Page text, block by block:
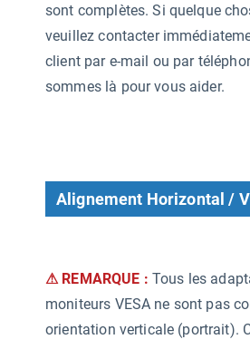
sont complètes. Si quelque
veuillez contacter
client par e-mail ou par
sommes là pour vous aider.
Alignement Horizontal /
⚠ REMARQUE : Tous les
moniteurs VESA ne sont pas
orientation verticale (portrait).